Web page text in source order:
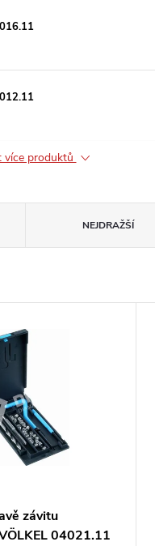
více produktů
NEJDRAŽŠÍ
závitu
04021.11